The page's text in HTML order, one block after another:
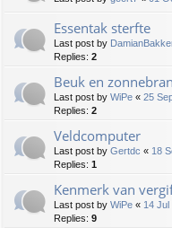
Essentak sterfte
Last post by
Replies: 2
Beuk en
Last post by WiPe « 25
Replies: 2
Veldcomputer
Last post by Gertdc « 18
Replies: 1
Kenmerk van
Last post by WiPe « 14 Jul
Replies: 9